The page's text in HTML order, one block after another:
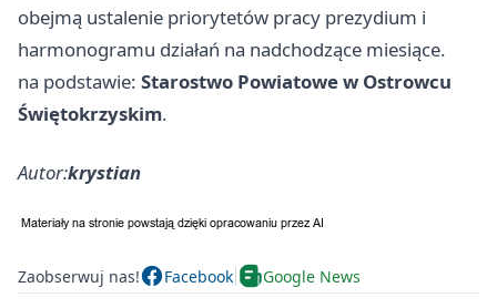
obejmą ustalenie priorytetów pracy prezydium i
harmonogramu działań na nadchodzące miesiące.
na podstawie: Starostwo Powiatowe w Ostrowcu
Świętokrzyskim.
Autor:krystian
Zaobserwuj nas! Facebook Google News